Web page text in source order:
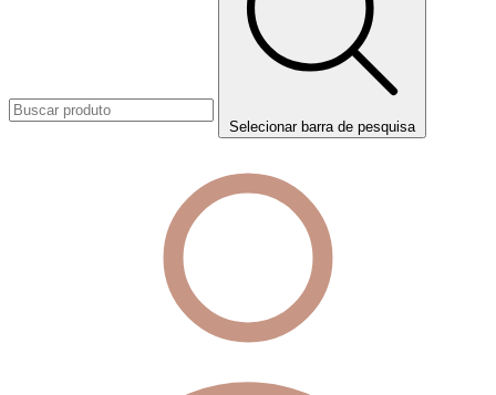
Selecionar barra de pesquisa